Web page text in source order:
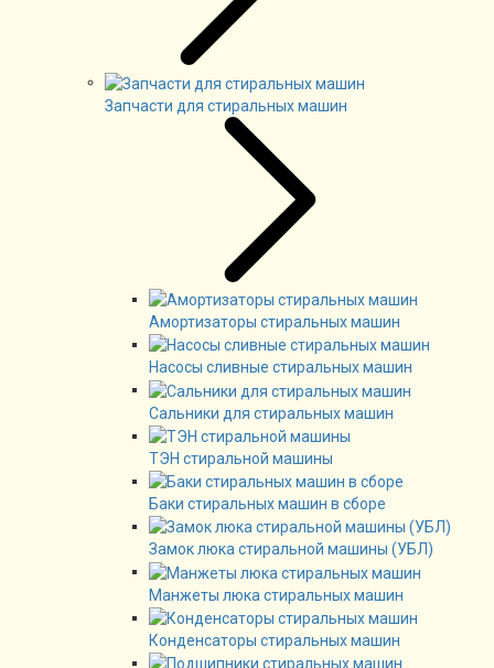
Запчасти для стиральных машин
Амортизаторы стиральных машин
Насосы сливные стиральных машин
Сальники для стиральных машин
ТЭН стиральной машины
Баки стиральных машин в сборе
Замок люка стиральной машины (УБЛ)
Манжеты люка стиральных машин
Конденсаторы стиральных машин